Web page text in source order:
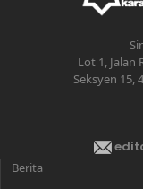
Lot 1, Jalan
Seksyen 15,
Berita